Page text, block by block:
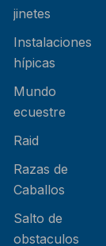
jinetes
Instalaciones
hípicas
Mundo
ecuestre
Raid
Razas de
Caballos
Salto de
obstaculos